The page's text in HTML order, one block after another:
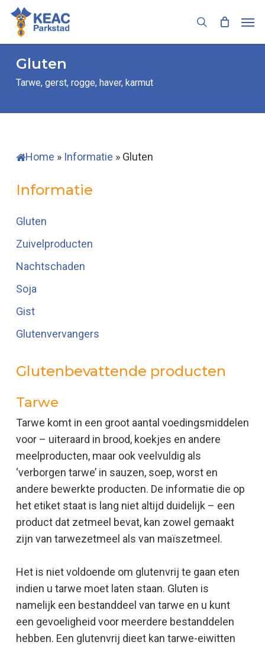
Skip
main
content
search
Gluten
Tarwe, gerst, rogge, haver, karmut
Home » Informatie » Gluten
Informatie
Gluten
Zuivelproducten
Nachtschaden
Soja
Gist
Glutenvervangers
Glutenbevattende producten
Tarwe
Tarwe komt in een groot aantal voedingsmiddelen
voor – uiteraard in brood, koekjes en andere
meelproducten, maar ook veelvuldig als
‘verborgen tarwe’ in sauzen, soep, worst en
andere bewerkte producten. De informatie die op
het etiket staat is lang niet altijd duidelijk – een
product dat zetmeel bevat, kan zowel gemaakt
zijn van tarwezetmeel als van maïszetmeel.
Het is niet voldoende om glutenvrij te gaan eten
indien u tarwe moet laten staan. Gluten is
namelijk een bestanddeel van tarwe en u kunt
een gevoeligheid voor meerdere bestanddelen
hebben. Een glutenvrij dieet kan tarwe-eiwitten